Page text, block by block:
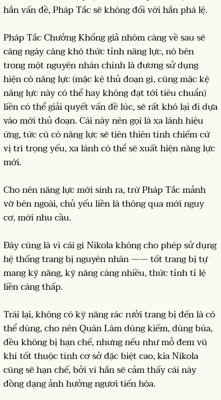
hắn vấn đề, Pháp Tắc sẽ không đối với hắn phá lệ.
Pháp Tắc Chưởng Khống giả nhóm càng về sau sẽ
càng ngày càng khó thức tỉnh năng lực, nó bên
trong một nguyên nhân chính là đương sử dụng
hiện có năng lực (mặc kệ thủ đoạn gì, cũng mặc kệ
năng lực này có thể hay không đạt tới tiêu chuẩn)
liền có thể giải quyết vấn đề lúc, sẽ rất khó lại đi dựa
vào mới thủ đoạn. Cái này nên gọi là xa lánh hiệu
ứng, tức cũ có năng lực sẽ tiên thiên tính chiếm cứ
vị trí trọng yếu, xa lánh có thể sẽ xuất hiện năng lực
mới.
Cho nên năng lực mới sinh ra, trừ Pháp Tắc mảnh
vỡ bên ngoài, chủ yếu liền là thông qua mới nguy
cơ, mới nhu cầu.
Đây cũng là vì cái gì Nikola không cho phép sử dụng
hệ thống trang bị nguyên nhân —— tốt trang bị tự
mang kỹ năng, kỹ năng càng nhiều, thức tỉnh tỉ lệ
liền càng thấp.
Trái lại, không có kỹ năng rác rưởi trang bị đến là có
thể dùng, cho nên Quân Lâm dùng kiếm, dùng búa,
đều không bị hạn chế, nhưng nếu như mỗ đem vũ
khí tốt thuộc tính cơ sở đặc biệt cao, kia Nikola
cũng sẽ hạn chế, bởi vì hắn sẽ cảm thấy cái này
đồng dạng ảnh hưởng ngươi tiến hóa.